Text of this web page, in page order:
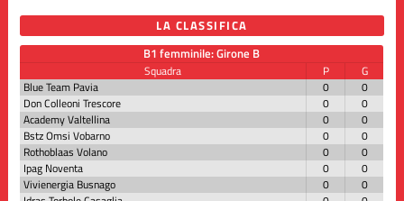
LA CLASSIFICA
B1 femminile: Girone B
Squadra P
G
Blue Team Pavia
0
0
Don Colleoni Trescore
0
0
Academy Valtellina
0
0
Bstz Omsi Vobarno
0
0
Rothoblaas Volano
0
0
Ipag Noventa
0
0
Vivienergia Busnago
0
0